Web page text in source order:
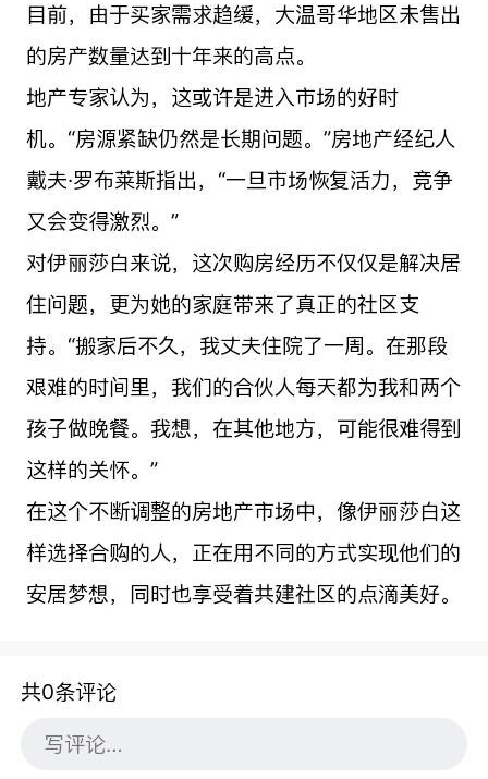
目前，由于买家需求趋缓，大温哥华地区未售出
的房产数量达到十年来的高点。
地产专家认为，这或许是进入市场的好时
机。“房源紧缺仍然是长期问题。”房地产经纪人
戴夫·罗布莱斯指出，“一旦市场恢复活力，竞争
又会变得激烈。”
对伊丽莎白来说，这次购房经历不仅仅是解决居
住问题，更为她的家庭带来了真正的社区支
持。“搬家后不久，我丈夫住院了一周。在那段
艰难的时间里，我们的合伙人每天都为我和两个
孩子做晚餐。我想，在其他地方，可能很难得到
这样的关怀。”
在这个不断调整的房地产市场中，像伊丽莎白这
样选择合购的人，正在用不同的方式实现他们的
安居梦想，同时也享受着共建社区的点滴美好。
共0条评论